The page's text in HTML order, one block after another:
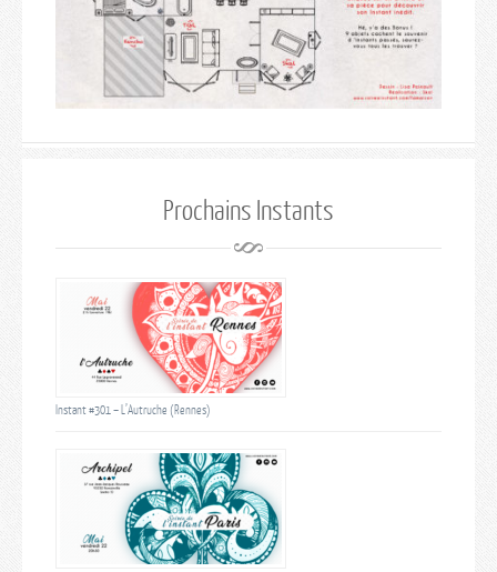
Prochains Instants
Instant #301 – L’Autruche (Rennes)